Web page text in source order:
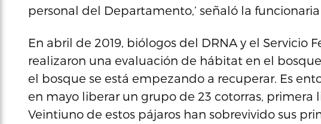
personal del Departamento,’ señaló la
En abril de 2019, biólogos del DRNA y el Servicio
realizaron una evaluación de hábitat en el
el bosque se está empezando a recuperar. Es
en mayo liberar un grupo de 23 cotorras, primera
Veintiuno de estos pájaros han sobrevivido sus